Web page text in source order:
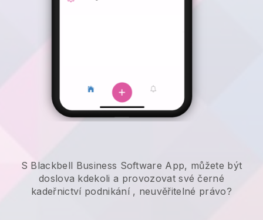
S Blackbell Business Software App, můžete být
doslova kdekoli a provozovat své černé
kadeřnictví podnikání, neuvěřitelné právo?